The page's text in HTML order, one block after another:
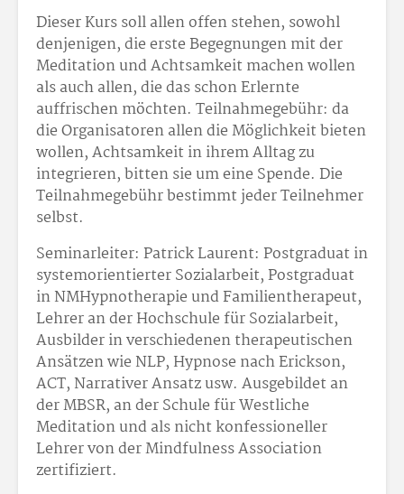
Dieser Kurs soll allen offen stehen, sowohl
denjenigen, die erste Begegnungen mit der
Meditation und Achtsamkeit machen wollen
als auch allen, die das schon Erlernte
auffrischen möchten. Teilnahmegebühr: da
die Organisatoren allen die Möglichkeit bieten
wollen, Achtsamkeit in ihrem Alltag zu
integrieren, bitten sie um eine Spende. Die
Teilnahmegebühr bestimmt jeder Teilnehmer
selbst.
Seminarleiter: Patrick Laurent: Postgraduat in
systemorientierter Sozialarbeit, Postgraduat
in NMHypnotherapie und Familientherapeut,
Lehrer an der Hochschule für Sozialarbeit,
Ausbilder in verschiedenen therapeutischen
Ansätzen wie NLP, Hypnose nach Erickson,
ACT, Narrativer Ansatz usw. Ausgebildet an
der MBSR, an der Schule für Westliche
Meditation und als nicht konfessioneller
Lehrer von der Mindfulness Association
zertifiziert.